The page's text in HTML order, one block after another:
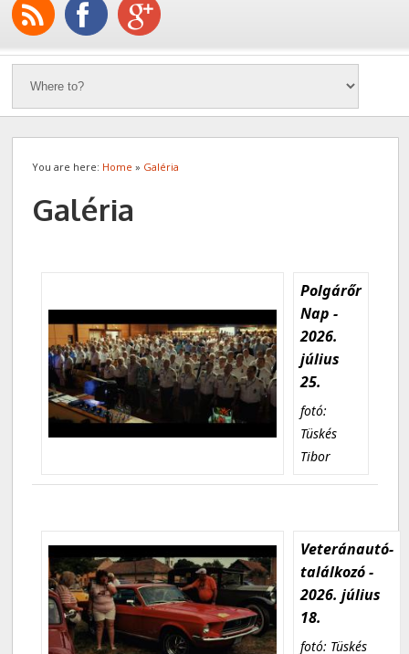
You are here: Home » Galéria
Galéria
Polgárőr
Nap -
2026.
július
25.
fotó:
Tüskés
Tibor
Veteránautó-
találkozó -
2026. július
18.
fotó: Tüskés